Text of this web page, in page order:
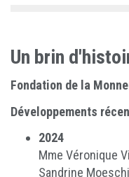
Un brin
Fondation de la
Développements
2024
Mme Véronique
Sandrine